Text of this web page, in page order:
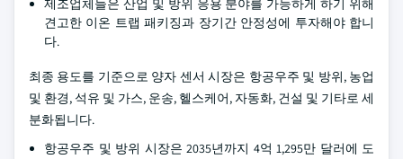
제조업체들은 산업 및 방위 응용 분야를 가능하게 하기 위해
견고한 이온 트랩 패키징과 장기간 안정성에 투자해야 합니
다.
최종 용도를 기준으로 양자 센서 시장은 항공우주 및 방위, 농업
및 환경, 석유 및 가스, 운송, 헬스케어, 자동화, 건설 및 기타로 세
분화됩니다.
항공우주 및 방위 시장은 2035년까지 4억 1,295만 달러에 도